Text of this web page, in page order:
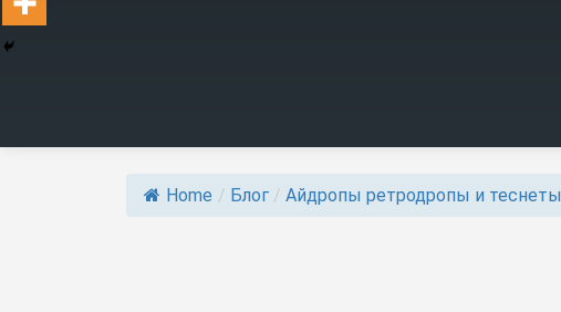
Home / Блог / Айдропы ретродропы и теснеты